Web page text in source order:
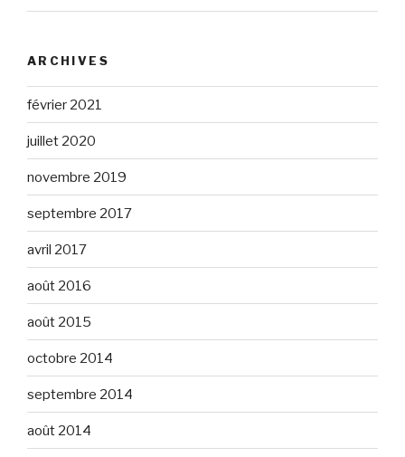
ARCHIVES
février 2021
juillet 2020
novembre 2019
septembre 2017
avril 2017
août 2016
août 2015
octobre 2014
septembre 2014
août 2014